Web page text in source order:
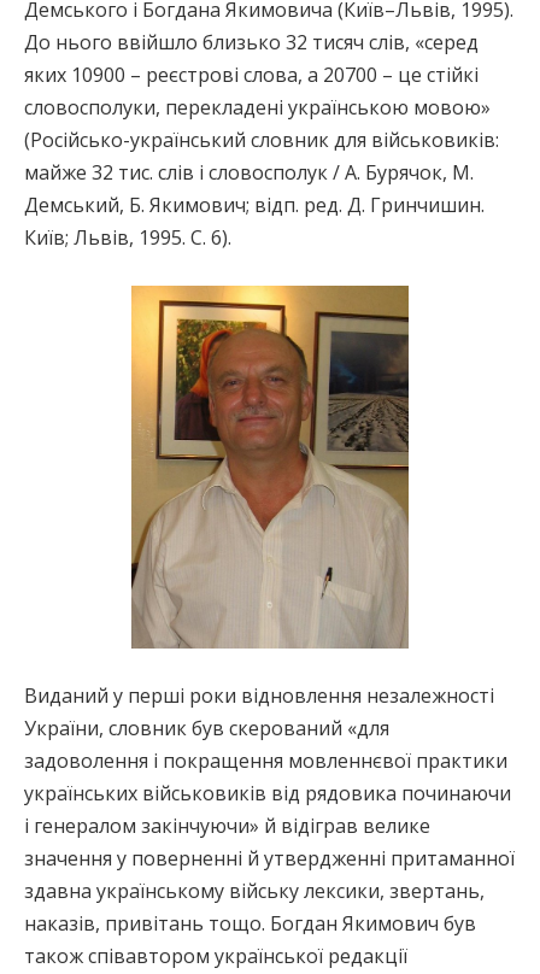
Демського і Богдана Якимовича (Київ–Львів, 1995).
До нього ввійшло близько 32 тисяч слів, «серед
яких 10900 – реєстрові слова, а 20700 – це стійкі
словосполуки, перекладені українською мовою»
(Російсько-український словник для військовиків:
майже 32 тис. слів і словосполук / А. Бурячок, М.
Демський, Б. Якимович; відп. ред. Д. Гринчишин.
Київ; Львів, 1995. С. 6).
Виданий у перші роки відновлення незалежності
України, словник був скерований «для
задоволення і покращення мовленнєвої практики
українських військовиків від рядовика починаючи
і генералом закінчуючи» й відіграв велике
значення у поверненні й утвердженні притаманної
здавна українському війську лексики, звертань,
наказів, привітань тощо. Богдан Якимович був
також співавтором української редакції